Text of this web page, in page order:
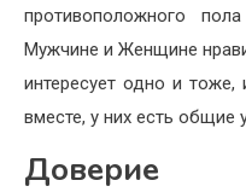
противоположного
Мужчине и Женщине
интересует одно и тоже,
вместе, у них есть общие
Доверие